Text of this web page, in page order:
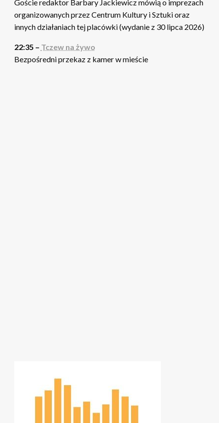
Goście redaktor Barbary Jackiewicz mówią o imprezach
organizowanych przez Centrum Kultury i Sztuki oraz
innych działaniach tej placówki (wydanie z 30 lipca 2026)
22:35 – Tczew na żywo
Bezpośredni przekaz z kamer w mieście